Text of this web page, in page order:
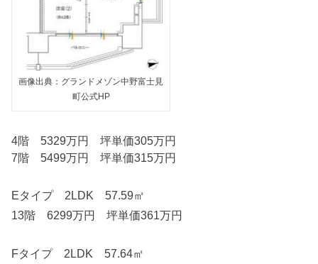
画像出典：グランドメゾン中野富士見
町公式HP
4階 5329万円 坪単価305万円
7階 5499万円 坪単価315万円
Eタイプ 2LDK 57.59㎡
13階 6299万円 坪単価361万円
Fタイプ 2LDK 57.64㎡